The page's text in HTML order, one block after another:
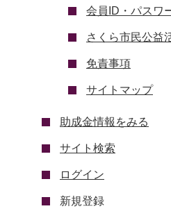
会員ID・パスワ
さくら市民公益
免責事項
サイトマップ
助成金情報をみる
サイト検索
ログイン
新規登録